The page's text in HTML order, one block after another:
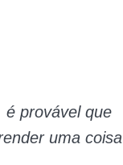
é provável que
uma coisa